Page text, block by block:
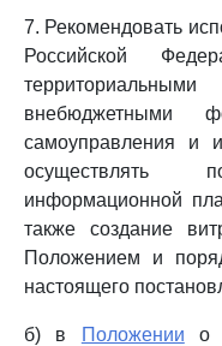
7. Рекомендовать
Российской
внебюджетными
самоуправления и
осуществлять
информационной
также создание
Положением и
настоящего
б) в Положении о